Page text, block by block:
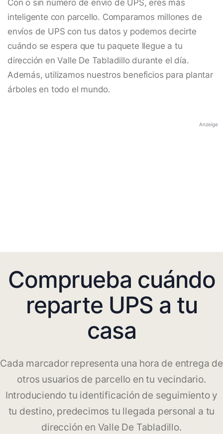
Con o sin número de envío de UPS, eres más
inteligente con parcello. Comparamos millones de
envíos de UPS con tus datos y podemos decirte
cuándo se espera que tu paquete llegue a tu
dirección en Valle De Tabladillo durante el día.
Además, utilizamos nuestros beneficios para plantar
árboles en todo el mundo.
Anzeige
Comprueba cuándo
reparte UPS a tu
casa
Cada marcador representa una hora de entrega de
otros usuarios de parcello en tu vecindario.
Introduciendo tu identificación de seguimiento y
tu destino, predecimos tu llegada personal a tu
dirección en Valle De Tabladillo.